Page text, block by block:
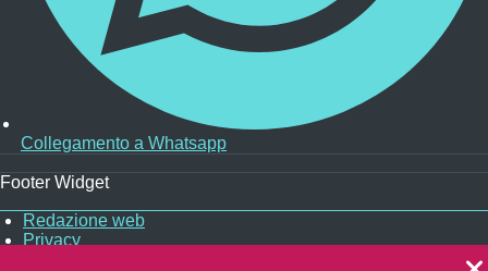
Collegamento a Whatsapp
Footer Widget
Redazione web
Privacy